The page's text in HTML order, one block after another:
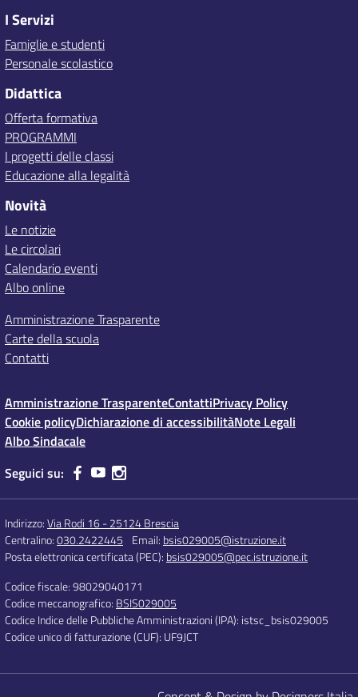
I Servizi
Famiglie e studenti
Personale scolastico
Didattica
Offerta formativa
PROGRAMMI
I progetti delle classi
Educazione alla legalità
Novità
Le notizie
Le circolari
Calendario eventi
Albo online
Amministrazione Trasparente
Carte della scuola
Contatti
Amministrazione TrasparenteContattiPrivacy Policy
Cookie policyDichiarazione di accessibilitàNote Legali
Albo Sindacale
Seguici su:
Indirizzo:Via Rodi 16 - 25124 Brescia
Centralino:030.2422445 Email: bsis029005@istruzione.it
Posta elettronica certificata (PEC): bsis029005@pec.istruzione.it
Codice fiscale: 98029040171
Codice meccanografico: BSIS029005
Codice Indice delle Pubbliche Amministrazioni (IPA): istsc_bsis029005
Codice unico di fatturazione (CUF): UF9JCT